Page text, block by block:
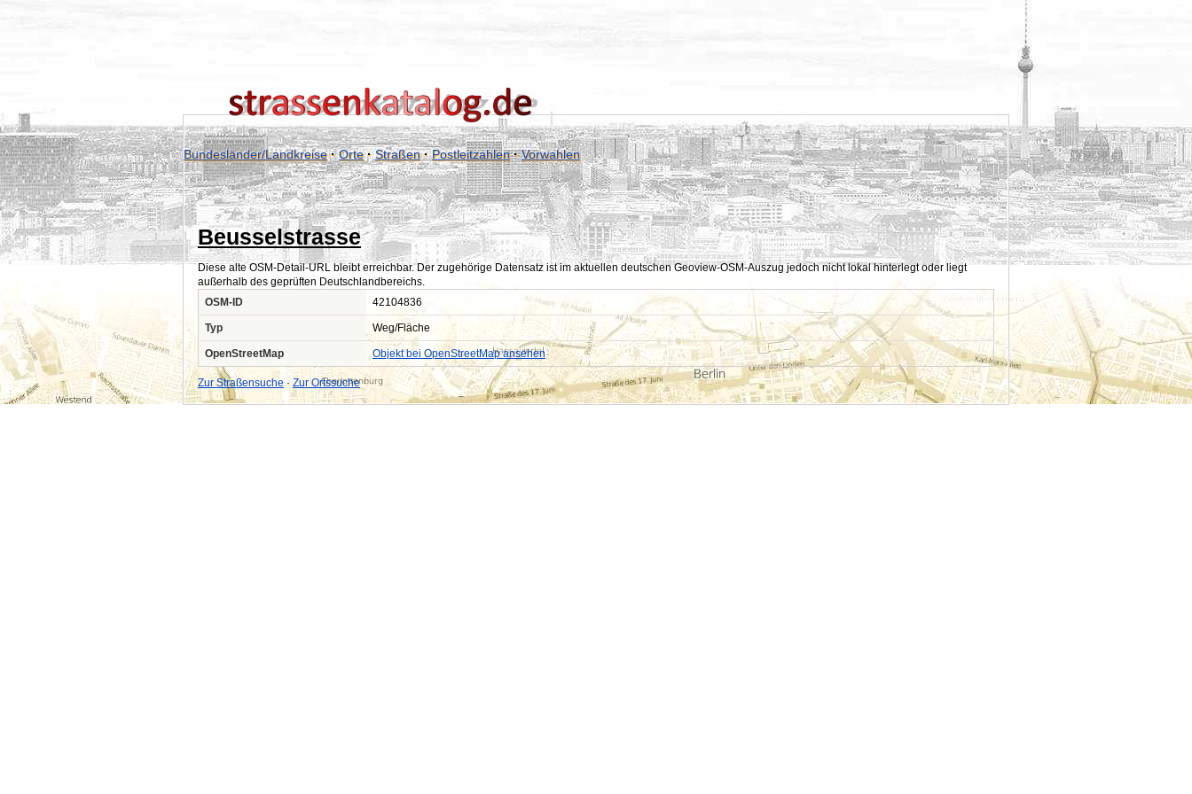
Bundesländer/Landkreise·Orte·Straßen·Postleitzahlen·Vorwahlen
Beusselstrasse
Diese alte OSM-Detail-URL bleibt erreichbar. Der zugehörige Datensatz ist im aktuellen deutschen Geoview-OSM-Auszug jedoch nicht lokal hinterlegt oder liegt
außerhalb des geprüften Deutschlandbereichs.
OSM-ID
42104836
Typ Weg/Fläche
OpenStreetMap Objekt bei OpenStreetMap ansehen
Zur Straßensuche · Zur Ortssuche